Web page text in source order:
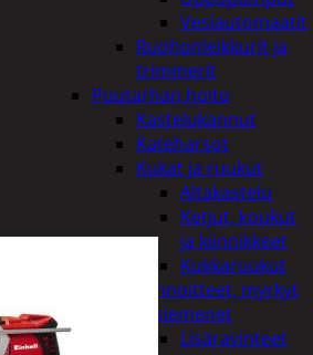
Vesiautomaatit
Ruohonleikkurit ja
trimmerit
Puutarhan hoito
Kastelukannut
Kateharsot
Kukat ja ruukut
Altakastelu
Ketjut, koukut
ja kiinnikkeet
Kukkaruukut
Lannoitteet, myrkyt
ja siemenet
Lisäravinteet